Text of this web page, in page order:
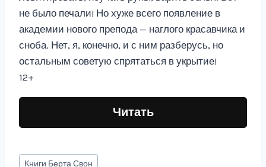
не было печали! Но хуже всего появление в
академии нового препода — наглого красавчика и
сноба. Нет, я, конечно, и с ним разберусь, но
остальным советую спрятаться в укрытие!
12+
Читать
Метки
Книги Берта Свон